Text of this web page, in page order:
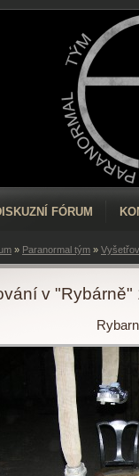
FÓRUM
» Paranormal tým »
v "Rybárně"